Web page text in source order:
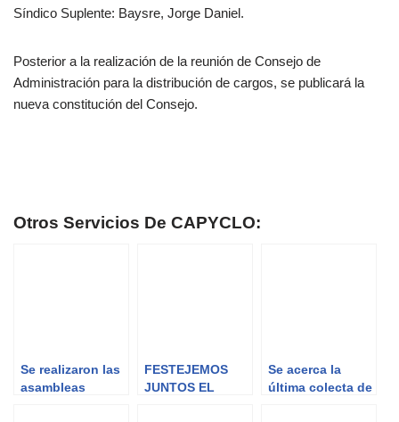
Síndico Suplente: Baysre, Jorge Daniel.
Posterior a la realización de la reunión de Consejo de
Administración para la distribución de cargos, se publicará la
nueva constitución del Consejo.
Otros Servicios De CAPYCLO:
Se realizaron las
asambleas
FESTEJEMOS
JUNTOS EL
Se acerca la
última colecta de